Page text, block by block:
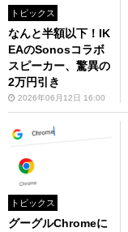
トピックス
なんと半額以下！IK
EAのSonosコラボ
スピーカー、驚異の
2万円引き
2026年06月12日 16:00
トピックス
グーグルChromeに